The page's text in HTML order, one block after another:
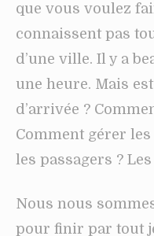
que vous voulez
connaissent pas
d’une ville. Il y a
une heure. Mais
d’arrivée ?
Comment gérer
les passagers ?
Nous nous
pour finir par tout